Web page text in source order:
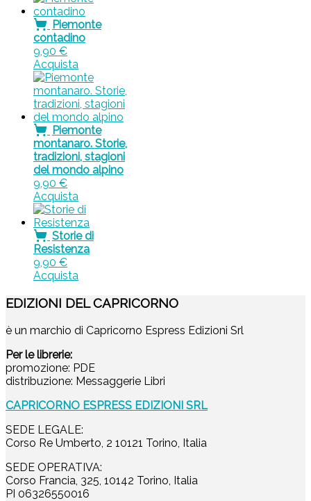
Piemonte
contadino
9,90 €
Acquista
Piemonte
montanaro. Storie,
tradizioni, stagioni
del mondo alpino
9,90 €
Acquista
Storie di
Resistenza
9,90 €
Acquista
EDIZIONI DEL CAPRICORNO
è un marchio di Capricorno Espress Edizioni Srl
Per le librerie:
promozione: PDE
distribuzione: Messaggerie Libri
CAPRICORNO ESPRESS EDIZIONI SRL
SEDE LEGALE:
Corso Re Umberto, 2 10121 Torino, Italia
SEDE OPERATIVA:
Corso Francia, 325, 10142 Torino, Italia
PI 06326550016